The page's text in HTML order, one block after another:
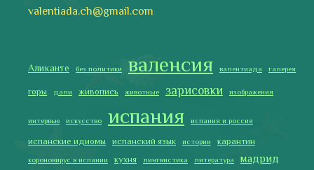
valentiada.ch@gmail.com
Аликанте без политики валенсия валентиада галерея
горы дали живопись животные зарисовки изображения
интервью искусство испания испания и россия
испанские идиомы испанский язык истории карантин
короновирус в испании кухня лингвистика литература мадрид